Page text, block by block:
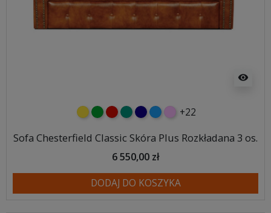
visibility
żółtyzielonyczerwony
turkusowy
granatowy
niebieski
różowy
+22
Sofa Chesterfield Classic Skóra Plus Rozkładana 3 os.
6 550,00 zł
DODAJ DO KOSZYKA